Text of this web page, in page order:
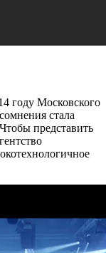
году Московского
стала
представить